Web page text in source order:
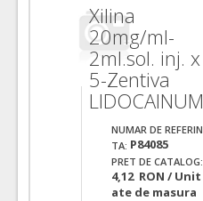
Xilina
20mg/ml-
2ml.sol. inj. x
5-Zentiva
LIDOCAINUM
NUMAR DE REFERIN
TA: P84085
PRET DE CATALOG:
4,12 RON / Unit
ate de masura